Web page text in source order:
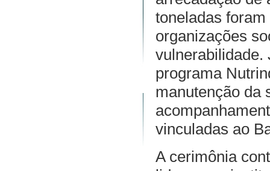
toneladas
organizações
vulnerabilidade.
programa
manutenção da
vinculadas ao
A cerimônia